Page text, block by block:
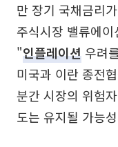
만 장기 국채금리
주식시장 밸류에
"인플레이션 우려
미국과 이란 종전
분간 시장의 위험
도는 유지될 가능